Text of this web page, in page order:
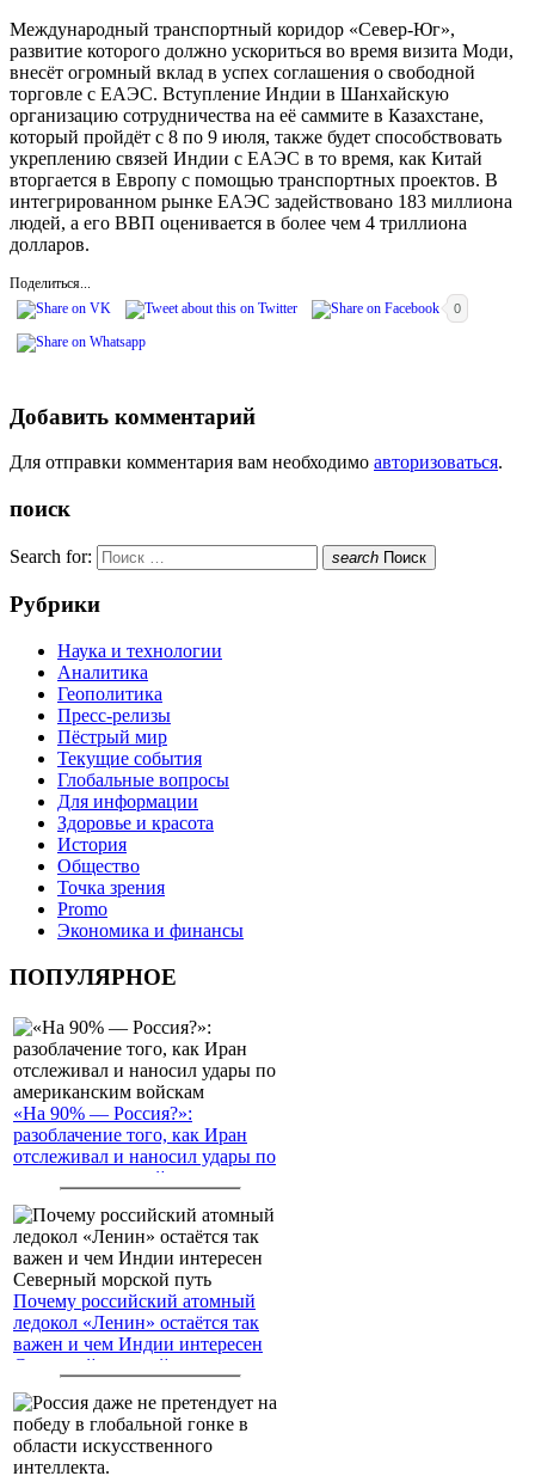
Международный транспортный коридор «Север-Юг»,
развитие которого должно ускориться во время визита Моди,
внесёт огромный вклад в успех соглашения о свободной
торговле с ЕАЭС. Вступление Индии в Шанхайскую
организацию сотрудничества на её саммите в Казахстане,
который пройдёт с 8 по 9 июля, также будет способствовать
укреплению связей Индии с ЕАЭС в то время, как Китай
вторгается в Европу с помощью транспортных проектов. В
интегрированном рынке ЕАЭС задействовано 183 миллиона
людей, а его ВВП оценивается в более чем 4 триллиона
долларов.
Поделиться...
0
Добавить комментарий
Для отправки комментария вам необходимо авторизоваться.
поиск
Search for: search Поиск
Рубрики
Наука и технологии
Аналитика
Геополитика
Пресс-релизы
Пёстрый мир
Текущие события
Глобальные вопросы
Для информации
Здоровье и красота
История
Общество
Точка зрения
Promo
Экономика и финансы
ПОПУЛЯРНОЕ
«На 90% — Россия?»:
разоблачение того, как Иран
отслеживал и наносил удары по
американским войскам
Почему российский атомный
ледокол «Ленин» остаётся так
важен и чем Индии интересен
Северный морской путь